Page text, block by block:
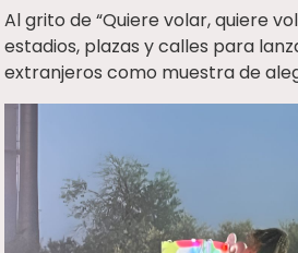
Al grito de “Quiere volar, quiere
estadios, plazas y calles para
extranjeros como muestra de